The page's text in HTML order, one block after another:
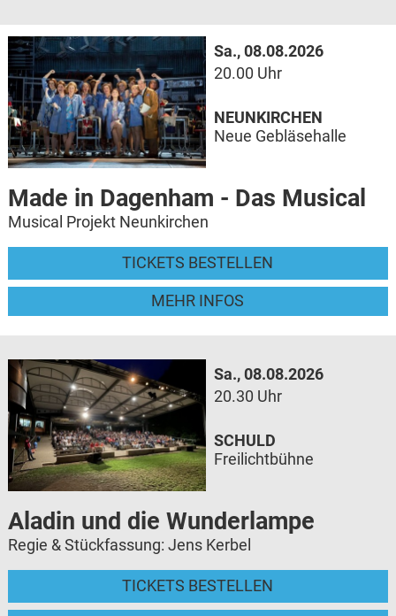
Sa., 08.08.2026
20.00 Uhr
Made in Dagenham - Das Musical
Musical Projekt Neunkirchen
TICKETS BESTELLEN
MEHR INFOS
NEUNKIRCHEN
Neue Gebläsehalle
Sa., 08.08.2026
20.30 Uhr
Aladin und die Wunderlampe
Regie & Stückfassung: Jens Kerbel
TICKETS BESTELLEN
SCHULD
Freilichtbühne